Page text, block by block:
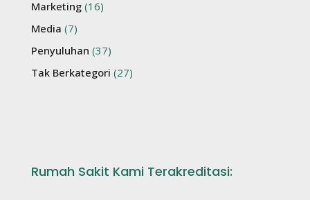
Marketing (16)
Media (7)
Penyuluhan (37)
Tak Berkategori (27)
Rumah Sakit Kami Terakreditasi: